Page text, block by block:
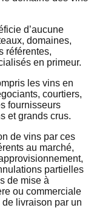
d’aucune
domaines,
référentes,
en primeur.
les vins en
courtiers,
fournisseurs
et grands crus.
de vins par ces
au marché,
partielles
de mise à
ou commerciale
de livraison par un